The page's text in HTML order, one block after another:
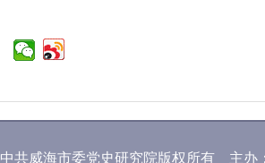
中共威海市委党史研究院版权所有 主办